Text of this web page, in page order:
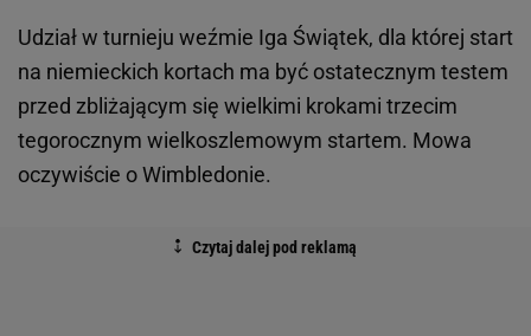
Udział w turnieju weźmie Iga Świątek, dla której start
na niemieckich kortach ma być ostatecznym testem
przed zbliżającym się wielkimi krokami trzecim
tegorocznym wielkoszlemowym startem. Mowa
oczywiście o Wimbledonie.